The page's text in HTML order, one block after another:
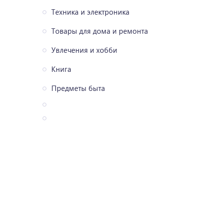
Техника и электроника
Товары для дома и ремонта
Увлечения и хобби
Книга
Предметы быта